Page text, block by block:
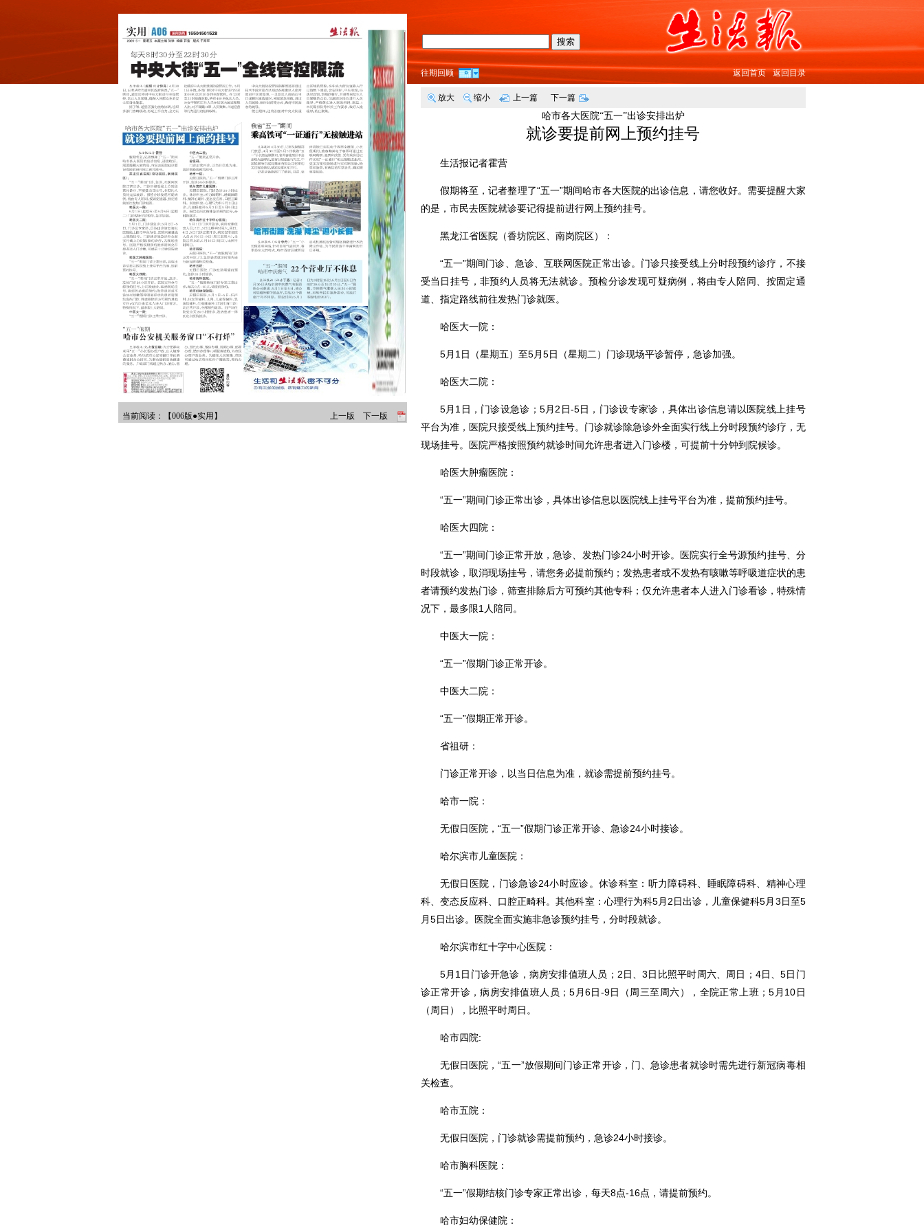
当前阅读：【006版●实用】 上一版 下一版
搜索
往期回顾 返回目录
返回首页
放大 缩小 上一篇 下一篇
哈市各大医院“五一”出诊安排出炉
就诊要提前网上预约挂号
生活报记者霍营
假期将至，记者整理了“五一”期间哈市各大医院的出诊信息，请您收好。需要提醒大家
的是，市民去医院就诊要记得提前进行网上预约挂号。
黑龙江省医院（香坊院区、南岗院区）：
“五一”期间门诊、急诊、互联网医院正常出诊。门诊只接受线上分时段预约诊疗，不接
受当日挂号，非预约人员将无法就诊。预检分诊发现可疑病例，将由专人陪同、按固定通
道、指定路线前往发热门诊就医。
哈医大一院：
5月1日（星期五）至5月5日（星期二）门诊现场平诊暂停，急诊加强。
哈医大二院：
5月1日，门诊设急诊；5月2日-5日，门诊设专家诊，具体出诊信息请以医院线上挂号
平台为准，医院只接受线上预约挂号。门诊就诊除急诊外全面实行线上分时段预约诊疗，无
现场挂号。医院严格按照预约就诊时间允许患者进入门诊楼，可提前十分钟到院候诊。
哈医大肿瘤医院：
“五一”期间门诊正常出诊，具体出诊信息以医院线上挂号平台为准，提前预约挂号。
哈医大四院：
“五一”期间门诊正常开放，急诊、发热门诊24小时开诊。医院实行全号源预约挂号、分
时段就诊，取消现场挂号，请您务必提前预约；发热患者或不发热有咳嗽等呼吸道症状的患
者请预约发热门诊，筛查排除后方可预约其他专科；仅允许患者本人进入门诊看诊，特殊情
况下，最多限1人陪同。
中医大一院：
“五一”假期门诊正常开诊。
中医大二院：
“五一”假期正常开诊。
省祖研：
门诊正常开诊，以当日信息为准，就诊需提前预约挂号。
哈市一院：
无假日医院，“五一”假期门诊正常开诊、急诊24小时接诊。
哈尔滨市儿童医院：
无假日医院，门诊急诊24小时应诊。休诊科室：听力障碍科、睡眠障碍科、精神心理
科、变态反应科、口腔正畸科。其他科室：心理行为科5月2日出诊，儿童保健科5月3日至5
月5日出诊。医院全面实施非急诊预约挂号，分时段就诊。
哈尔滨市红十字中心医院：
5月1日门诊开急诊，病房安排值班人员；2日、3日比照平时周六、周日；4日、5日门
诊正常开诊，病房安排值班人员；5月6日-9日（周三至周六），全院正常上班；5月10日
（周日），比照平时周日。
哈市四院:
无假日医院，“五一”放假期间门诊正常开诊，门、急诊患者就诊时需先进行新冠病毒相
关检查。
哈市五院：
无假日医院，门诊就诊需提前预约，急诊24小时接诊。
哈市胸科医院：
“五一”假期结核门诊专家正常出诊，每天8点-16点，请提前预约。
哈市妇幼保健院：